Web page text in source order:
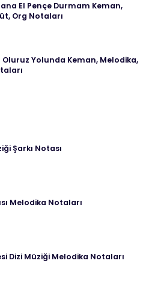
El Pençe Durmam Keman,
Org Notaları
Oluruz Yolunda Keman, Melodika,
Şarkı Notası
Melodika Notaları
Dizi Müziği Melodika Notaları